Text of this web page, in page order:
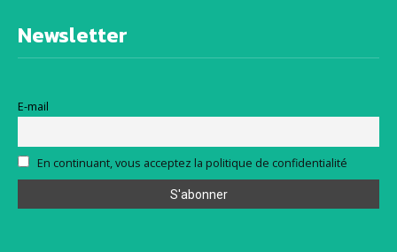
Newsletter
E-mail
En continuant, vous acceptez la politique de confidentialité